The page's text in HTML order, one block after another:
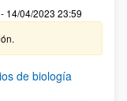
14/04/2023 23:59
de biología